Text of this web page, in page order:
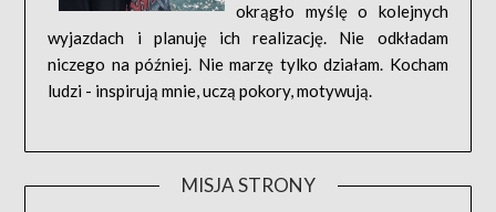
okrągło myślę o kolejnych
wyjazdach i planuję ich realizację. Nie odkładam
niczego na później. Nie marzę tylko działam. Kocham
ludzi - inspirują mnie, uczą pokory, motywują.
MISJA STRONY